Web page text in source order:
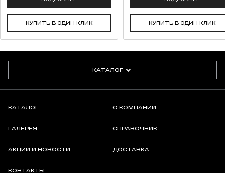
КУПИТЬ В ОДИН КЛИК КУПИТЬ В ОДИН КЛИК
КАТАЛОГ
КАТАЛОГ О КОМПАНИИ
ГАЛЕРЕЯ СПРАВОЧНИК
АКЦИИ И НОВОСТИ ДОСТАВКА
КОНТАКТЫ